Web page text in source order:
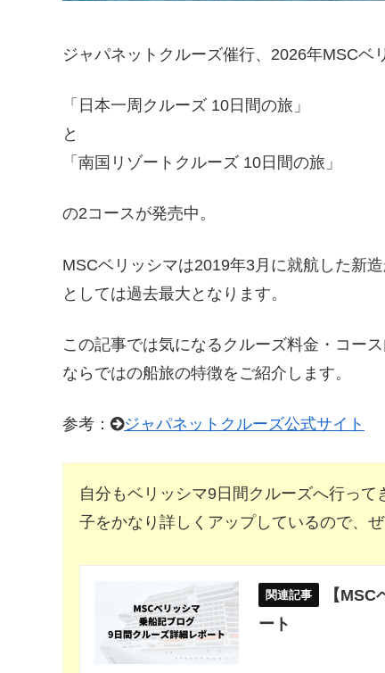
ジャパネットクルーズ催行、2026年MSCベ
「日本一周クルーズ 10日間の旅」
と
「南国リゾートクルーズ 10日間の旅」
の2コースが発売中。
MSCベリッシマは2019年3月に就航した新
としては過去最大となります。
この記事では気になるクルーズ料金・コー
ならではの船旅の特徴をご紹介します。
参考： ジャパネットクルーズ公式サイト
自分もベリッシマ9日間クルーズへ行っ
子をかなり詳しくアップしているので、
【
ート